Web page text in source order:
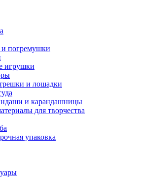
погремушки
игрушки
и лошадки
и карандашницы
для творчества
упаковка